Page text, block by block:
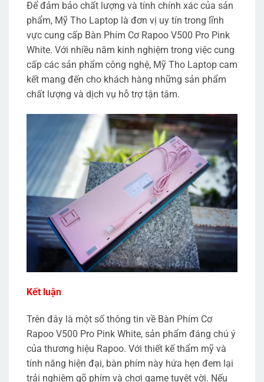
Để đảm bảo chất lượng và tính chính xác của sản
phẩm, Mỹ Tho Laptop là đơn vị uy tín trong lĩnh
vực cung cấp Bàn Phím Cơ Rapoo V500 Pro Pink
White. Với nhiều năm kinh nghiệm trong việc cung
cấp các sản phẩm công nghệ, Mỹ Tho Laptop cam
kết mang đến cho khách hàng những sản phẩm
chất lượng và dịch vụ hỗ trợ tận tâm.
Kết luận
Trên đây là một số thông tin về Bàn Phím Cơ
Rapoo V500 Pro Pink White, sản phẩm đáng chú ý
của thương hiệu Rapoo. Với thiết kế thẩm mỹ và
tính năng hiện đại, bàn phím này hứa hẹn đem lại
trải nghiệm gõ phím và chơi game tuyệt vời. Nếu